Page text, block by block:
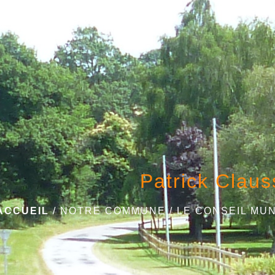
Patrick
/NOTRE COMMUNE/LE CONSEIL